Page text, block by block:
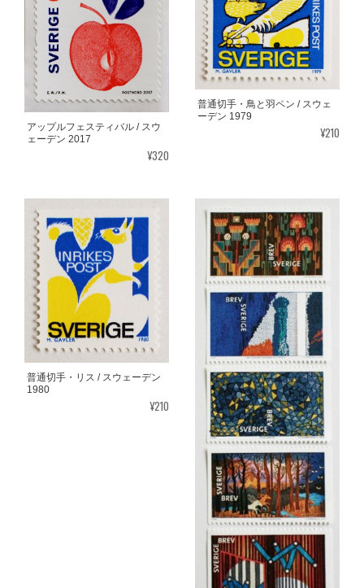
アップルフェスティバル / スウ
ェーデン 2017
¥320
普通切手・鳥と羽ペン / スウェ
ーデン 1979
¥210
普通切手・リス / スウェーデン
1980
¥210